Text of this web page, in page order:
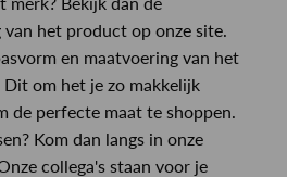
het product op onze site.
en maatvoering van het
om het je zo makkelijk
de perfecte maat te shoppen.
Kom dan langs in onze
collega's staan voor je